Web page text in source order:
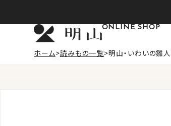
ONLINE SHOP
ホーム 読みもの一覧 明山・いわいの雛